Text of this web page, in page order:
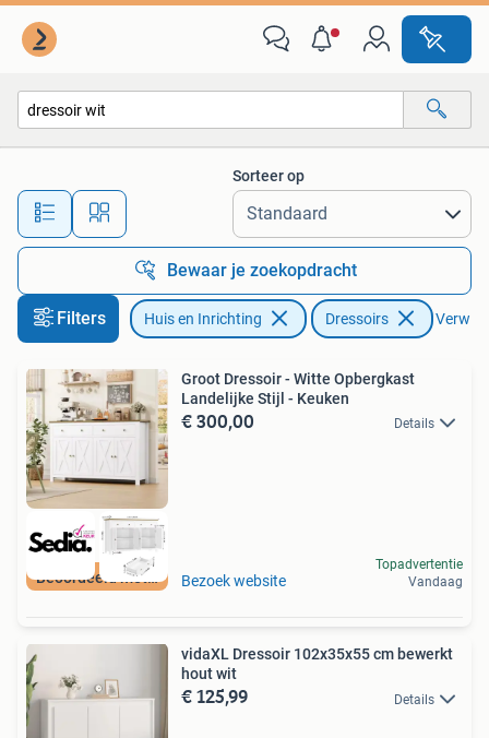
Alle afstanden…
Sorteer op
Bewaar je zoekopdracht
Filters Huis en Inrichting Dressoirs
Beoordeeld met 9+
Groot Dressoir - Witte Opbergkast
Landelijke Stijl - Keuken
€ 300,00 Details
Bezoek website
Topadvertentie
Vandaag
vidaXL Dressoir 102x35x55 cm bewerkt
hout wit
€ 125,99 Details